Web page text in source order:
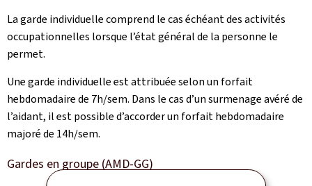
La garde individuelle comprend le cas échéant des activités
occupationnelles lorsque l’état général de la personne le
permet.
Une garde individuelle est attribuée selon un forfait
hebdomadaire de 7h/sem. Dans le cas d’un surmenage avéré de
l’aidant, il est possible d’accorder un forfait hebdomadaire
majoré de 14h/sem.
Gardes en groupe (AMD-GG)